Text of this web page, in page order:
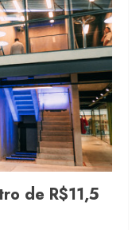
de R$11,5